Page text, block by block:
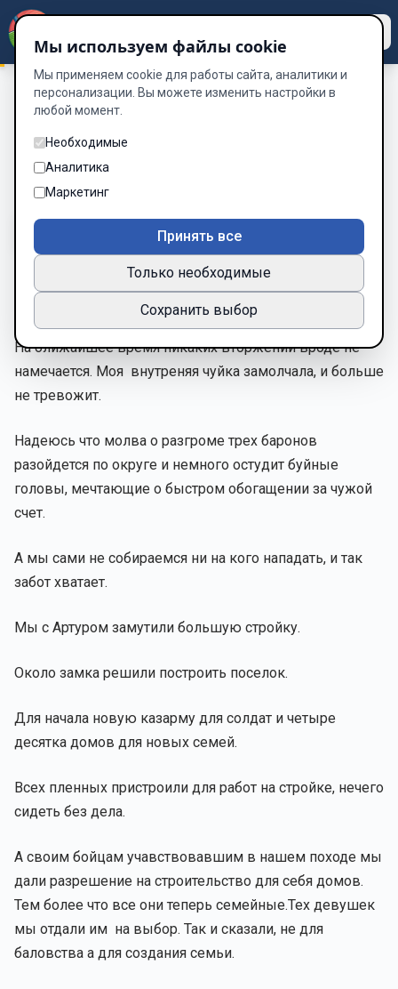
А вот и мы / 17
17
Глава 17 из 39
Шрифт
17.Но мы справились. И дошли и сохранили.
На ближайшее время никаких вторжений вроде не
намечается. Моя внутреняя чуйка замолчала, и больше
не тревожит.
Надеюсь что молва о разгроме трех баронов
разойдется по округе и немного остудит буйные
головы, мечтающие о быстром обогащении за чужой
счет.
А мы сами не собираемся ни на кого нападать, и так
забот хватает.
Мы с Артуром замутили большую стройку.
Около замка решили построить поселок.
Для начала новую казарму для солдат и четыре
десятка домов для новых семей.
Всех пленных пристроили для работ на стройке, нечего
сидеть без дела.
А своим бойцам учавствовавшим в нашем походе мы
дали разрешение на строительство для себя домов.
Тем более что все они теперь семейные.Тех девушек
мы отдали им на выбор. Так и сказали, не для
баловства а для создания семьи.
Мы используем файлы cookie
Мы применяем cookie для работы сайта, аналитики и
персонализации. Вы можете изменить настройки в
любой момент.
Необходимые
Аналитика
Маркетинг
Принять все
Только необходимые
Сохранить выбор